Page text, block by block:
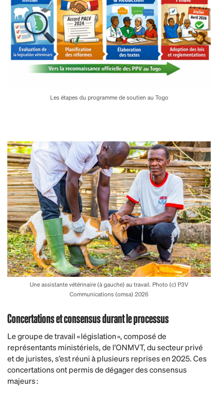
Les étapes du programme de soutien au Togo
Une assistante vétérinaire (à gauche) au travail. Photo (c) P3V
Communications (omsa) 2026
Concertations et consensus durant le processus
Le groupe de travail « législation », composé de
représentants ministériels, de l’ONMVT, du secteur privé
et de juristes, s’est réuni à plusieurs reprises en 2025. Ces
concertations ont permis de dégager des consensus
majeurs :